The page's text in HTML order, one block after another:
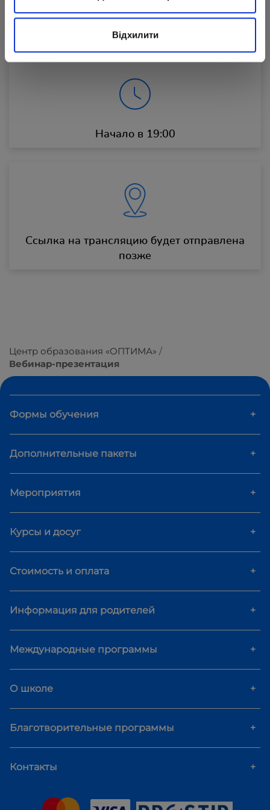
Відхилити
Начало в 19:00
Ссылка на трансляцию будет отправлена
позже
Центр образования «ОПТИМА»
Вебинар-презентация
Формы обучения +
Дополнительные пакеты +
Мероприятия +
Курсы и досуг +
Стоимость и оплата +
Информация для родителей +
Международные программы +
О школе +
Благотворительные программы +
Контакты +